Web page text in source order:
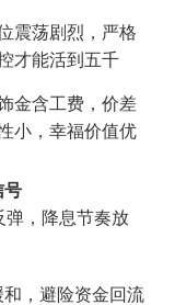
震荡剧烈，严格
才能活到五千
金含工费，价差
小，幸福价值优
号
弹，降息节奏放
和，避险资金回流